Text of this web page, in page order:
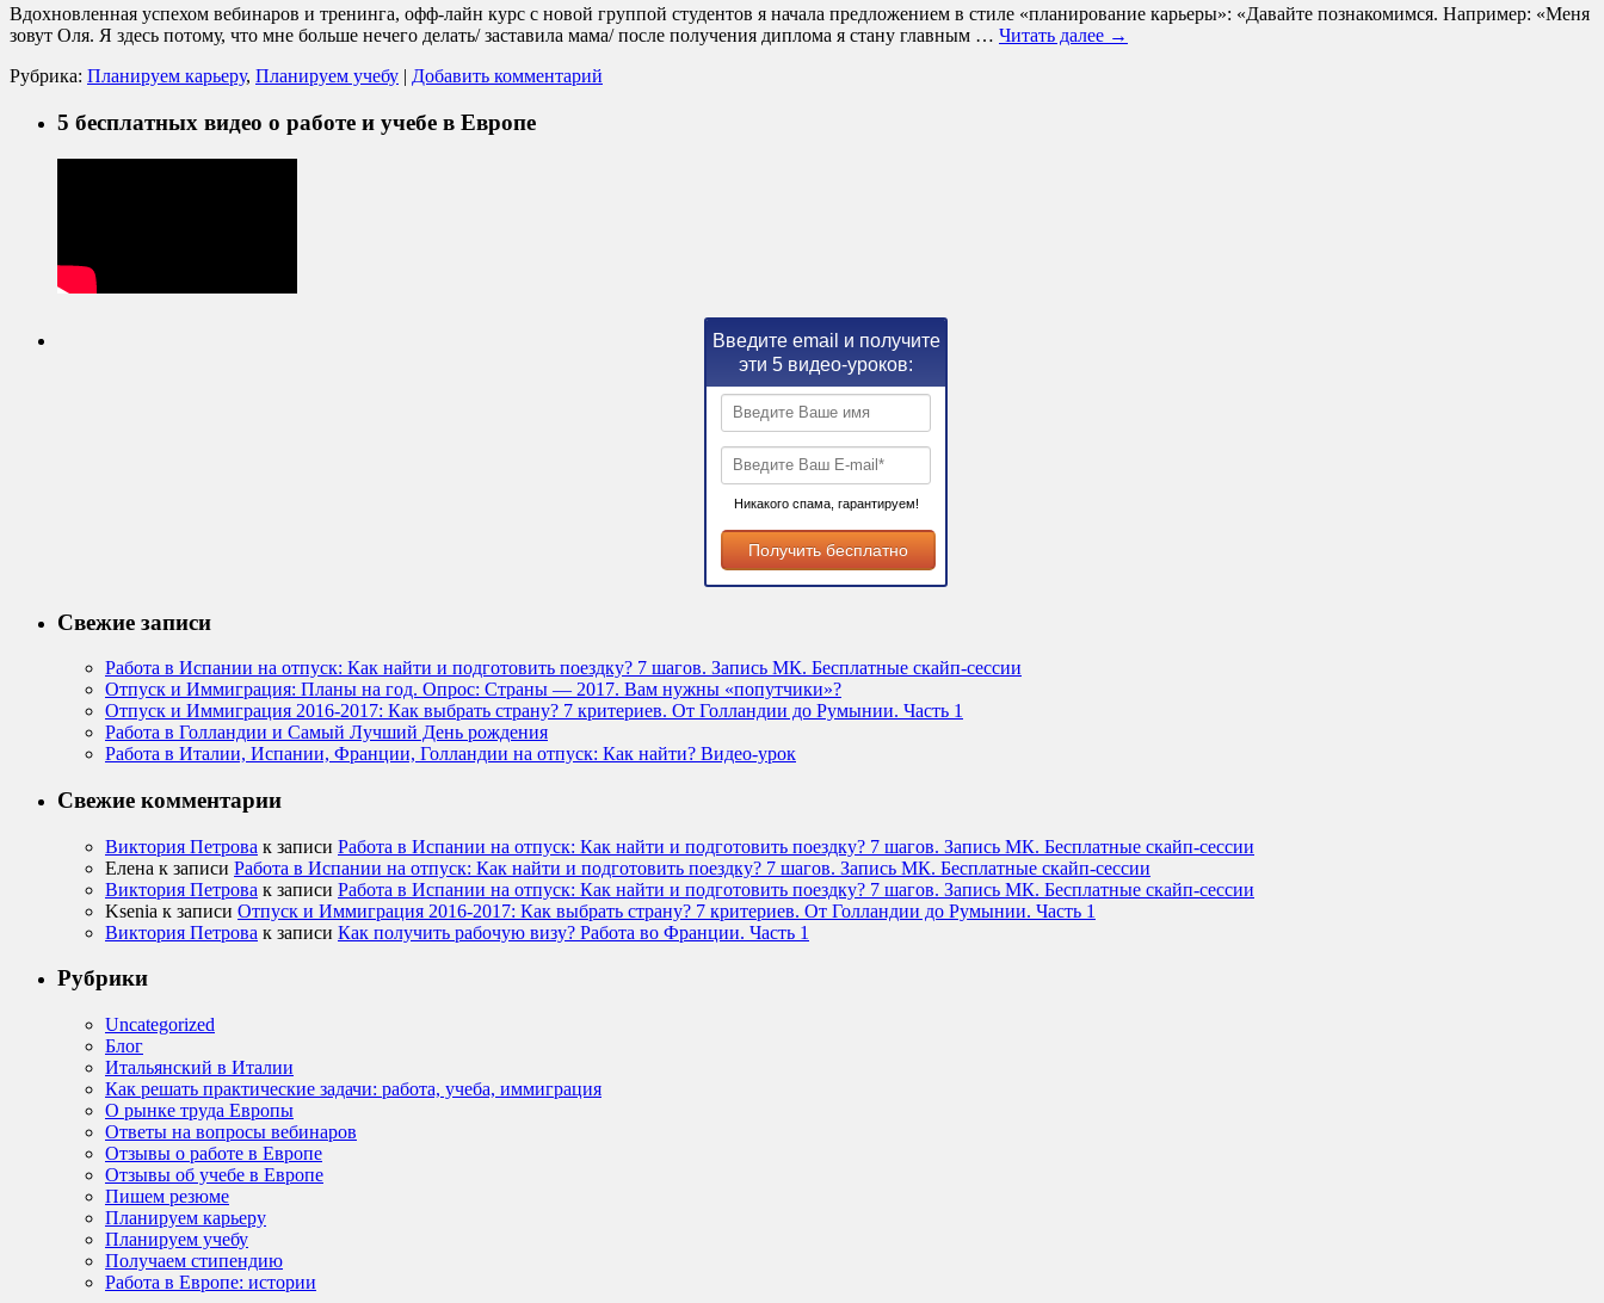
Вдохновленная успехом вебинаров и тренинга, офф-лайн курс с новой группой студентов я начала предложением в стиле «планирование карьеры»: «Давайте познакомимся. Например: «Меня
зовут Оля. Я здесь потому, что мне больше нечего делать/ заставила мама/ после получения диплома я стану главным … Читать далее →
Рубрика: Планируем карьеру, Планируем учебу | Добавить комментарий
5 бесплатных видео о работе и учебе в Европе
Введите email и получите
эти 5 видео-уроков:
Никакого спама, гарантируем!
Свежие записи
Работа в Испании на отпуск: Как найти и подготовить поездку? 7 шагов. Запись МК. Бесплатные скайп-сессии
Отпуск и Иммиграция: Планы на год. Опрос: Страны — 2017. Вам нужны «попутчики»?
Отпуск и Иммиграция 2016-2017: Как выбрать страну? 7 критериев. От Голландии до Румынии. Часть 1
Работа в Голландии и Самый Лучший День рождения
Работа в Италии, Испании, Франции, Голландии на отпуск: Как найти? Видео-урок
Свежие комментарии
Виктория Петрова к записи Работа в Испании на отпуск: Как найти и подготовить поездку? 7 шагов. Запись МК. Бесплатные скайп-сессии
Елена к записи Работа в Испании на отпуск: Как найти и подготовить поездку? 7 шагов. Запись МК. Бесплатные скайп-сессии
Виктория Петрова к записи Работа в Испании на отпуск: Как найти и подготовить поездку? 7 шагов. Запись МК. Бесплатные скайп-сессии
Ksenia к записи Отпуск и Иммиграция 2016-2017: Как выбрать страну? 7 критериев. От Голландии до Румынии. Часть 1
Виктория Петрова к записи Как получить рабочую визу? Работа во Франции. Часть 1
Рубрики
Uncategorized
Блог
Итальянский в Италии
Как решать практические задачи: работа, учеба, иммиграция
О рынке труда Европы
Ответы на вопросы вебинаров
Отзывы о работе в Европе
Отзывы об учебе в Европе
Пишем резюме
Планируем карьеру
Планируем учебу
Получаем стипендию
Работа в Европе: истории